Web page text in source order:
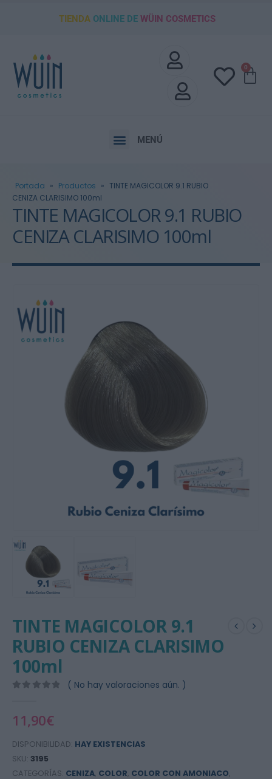
TIENDAONLINE DE WÜIN COSMETICS
0
MENÚ
Portada » Productos » TINTE MAGICOLOR 9.1 RUBIO
CENIZA CLARISIMO 100ml
TINTE MAGICOLOR 9.1 RUBIO
CENIZA CLARISIMO 100ml
TINTE MAGICOLOR 9.1
RUBIO CENIZA CLARISIMO
100ml
( No hay valoraciones aún. )
11,90€
DISPONIBILIDAD: HAY EXISTENCIAS
SKU: 3195
CATEGORÍAS: CENIZA, COLOR, COLOR CON AMONIACO,